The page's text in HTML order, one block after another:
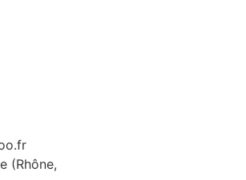
(Rhône,